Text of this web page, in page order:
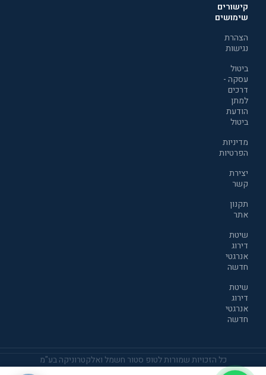
קישורים
שימושים
הצהרת
נגישות
ביטול
עסקה -
דרכים
למתן
הודעת
ביטול
מדיניות
הפרטיות
יצירת
קשר
תקנון
אתר
שיטת
דירוג
אנרגטי
חדשה
שיטת
דירוג
אנרגטי
חדשה
כל הזכויות שמורות לטופ סטור חשמל ואלקטרוניקה בע"מ